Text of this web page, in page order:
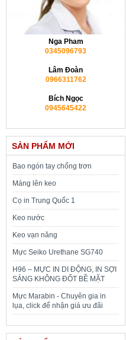
Nga Pham
0345096793
Lâm Đoàn
0966311762
Bích Ngọc
0945645422
SẢN PHẨM MỚI
Bao ngón tay chống trơn
Máng lên keo
Cọ in Trung Quốc 1
Keo nước
Keo vạn năng
Mực Seiko Urethane SG740
H96 – MỰC IN DI ĐỘNG, IN SỢI
SÁNG KHÔNG ĐỐT BỀ MẶT
Mực Marabin - Chuyên gia in
lụa, click để nhận giá ưu đãi